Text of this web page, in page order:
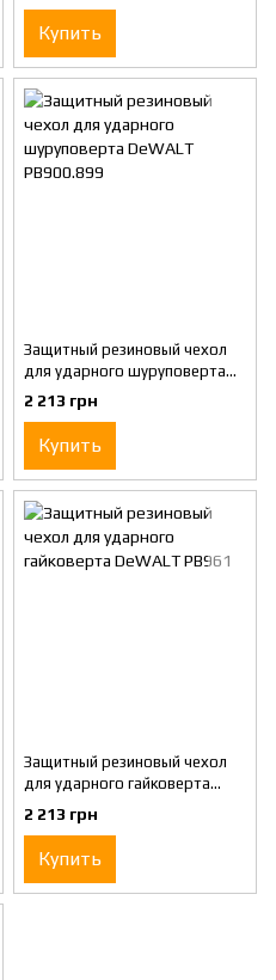
Купить
Защитный резиновый чехол
для ударного шуруповерта
DeWALT PB900.899
2 213 грн
Купить
Защитный резиновый чехол
для ударного гайковерта
DeWALT PB961
2 213 грн
Купить